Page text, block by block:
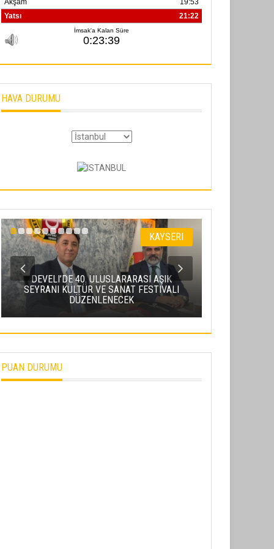
HAVA DURUMU
KAYSERI
DEVELI’DE 40. ULUSLARARASI AŞIK
SEYRANI KÜLTÜR VE SANAT FESTIVALI
DÜZENLENECEK
PUAN DURUMU